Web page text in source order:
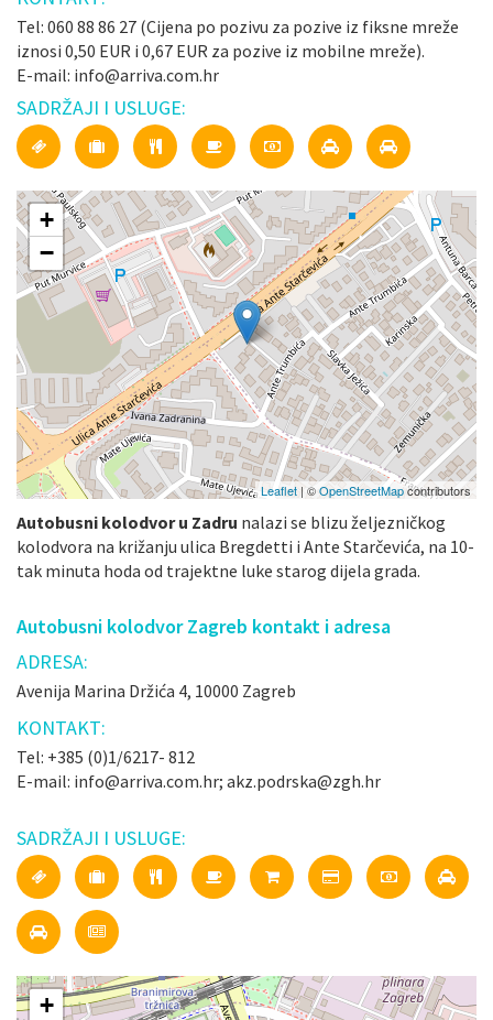
Tel: 060 88 86 27 (Cijena po pozivu za pozive iz fiksne mreže
iznosi 0,50 EUR i 0,67 EUR za pozive iz mobilne mreže).
E-mail: info@arriva.com.hr
SADRŽAJI I USLUGE:
+
−
Leaflet | ©OpenStreetMapcontributors
Autobusni kolodvor u Zadru nalazi se blizu željezničkog
kolodvora na križanju ulica Bregdetti i Ante Starčevića, na 10-
tak minuta hoda od trajektne luke starog dijela grada.
Autobusni kolodvor Zagreb kontakt i adresa
ADRESA:
Avenija Marina Držića 4, 10000 Zagreb
KONTAKT:
Tel: +385 (0)1/6217- 812
E-mail: info@arriva.com.hr; akz.podrska@zgh.hr
SADRŽAJI I USLUGE:
+